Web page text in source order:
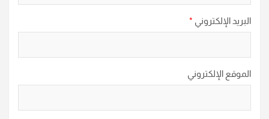
البريد الإلكتروني *
الموقع الإلكتروني